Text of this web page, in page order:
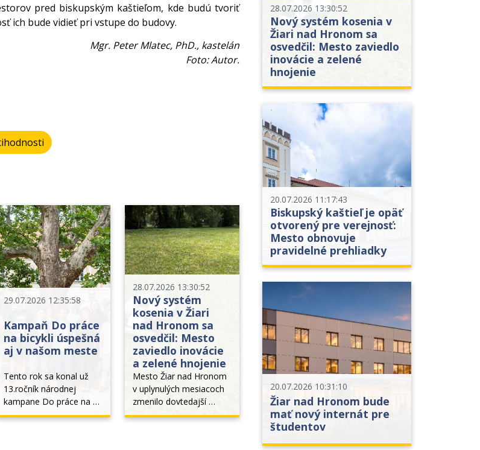
pred biskupským kaštieľom, kde budú tvoriť
ich bude vidieť pri vstupe do budovy.
Mgr. Peter Mlatec, PhD., kastelán
Foto: Autor.
29.07.2026 12:35:58
Kampaň Do práce
na bicykli úspešná
aj v našom meste
Tento rok sa konal už
13.ročník národnej
kampane Do práce na
bicykli. Organizáciu a
28.07.2026 13:30:52
Nový systém
kosenia v Žiari
nad Hronom sa
osvedčil: Mesto
zaviedlo inovácie
a zelené hnojenie
Mesto Žiar nad Hronom
v uplynulých mesiacoch
zmenilo dovtedajší
systém údržby mestskej
28.07.2026 13:30:52
Nový systém kosenia v
Žiari nad Hronom sa
osvedčil: Mesto zaviedlo
inovácie a zelené
hnojenie
20.07.2026 11:17:43
Biskupský kaštieľ je opäť
otvorený pre verejnosť:
Mesto obnovuje
pravidelné prehliadky
20.07.2026 10:31:10
Žiar nad Hronom bude
mať nový internát pre
študentov